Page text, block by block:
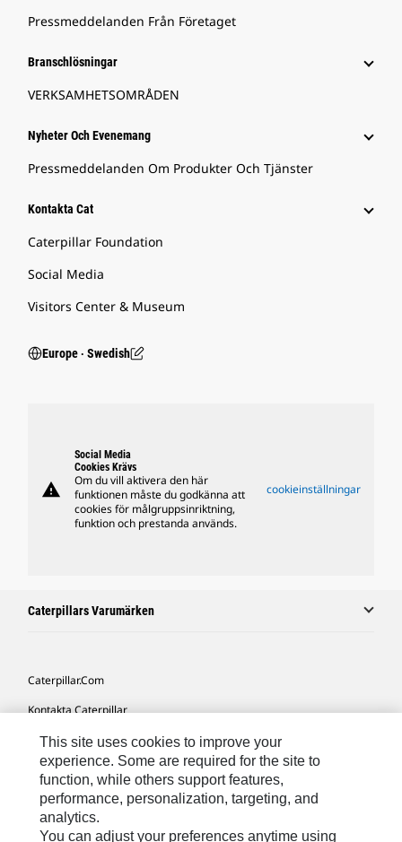
Pressmeddelanden Från Företaget
Branschlösningar
VERKSAMHETSOMRÅDEN
Nyheter Och Evenemang
Pressmeddelanden Om Produkter Och Tjänster
Kontakta Cat
Caterpillar Foundation
Social Media
Visitors Center & Museum
Europe ‧ Swedish
warning
Social Media
Cookies Krävs
Om du vill aktivera den här
funktionen måste du godkänna att
cookies för målgruppsinriktning,
funktion och prestanda används.
cookieinställningar
Caterpillars Varumärken
Caterpillar.com
Kontakta Caterpillar
Mina Marknadsföringspreferenser
Platskarta
Cookie Settings
Juridiskt
This site uses cookies to improve your
experience. Some are required for the site to
function, while others support features,
performance, personalization, targeting, and
analytics.
You can adjust your preferences anytime using